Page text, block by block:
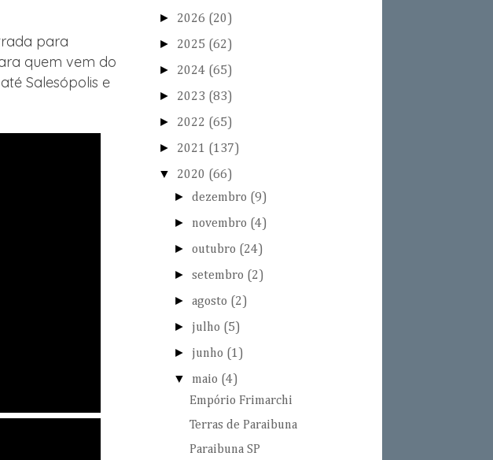
para
quem vem do
Salesópolis e
► 2026 (20)
► 2025 (62)
► 2024 (65)
► 2023 (83)
► 2022 (65)
► 2021 (137)
▼ 2020 (66)
►dezembro (9)
► novembro (4)
►outubro (24)
►setembro (2)
►agosto (2)
► julho (5)
► junho (1)
▼ maio (4)
Empório Frimarchi
Terras de Paraibuna
Paraibuna SP